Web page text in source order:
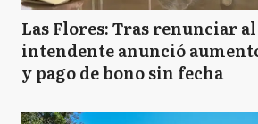
Las Flores: Tras renunciar
intendente anunció
y pago de bono sin fecha